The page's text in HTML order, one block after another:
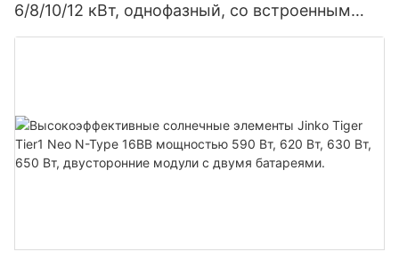
6/8/10/12 кВт, однофазный, со встроенным
MPPT-контроллером, возможность